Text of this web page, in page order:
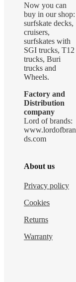
Now you can
buy in our shop:
surfskate decks,
cruisers,
surfskates with
SGI trucks, T12
trucks, Buri
trucks and
Wheels.
Factory and
Distribution
company
Lord of brands:
www.lordofbran
ds.com
About us
Privacy policy
Cookies
Returns
Warranty